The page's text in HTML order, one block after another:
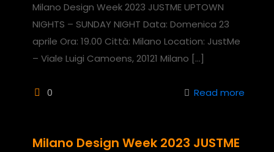
Milano Design Week 2023 JUSTME UPTOWN
NIGHTS – SUNDAY NIGHT Data: Domenica 23
aprile Ora: 19.00 Città: Milano Location: JustMe
– Viale Luigi Camoens, 20121 Milano […]
0 Read more
Milano Design Week 2023 JUSTME